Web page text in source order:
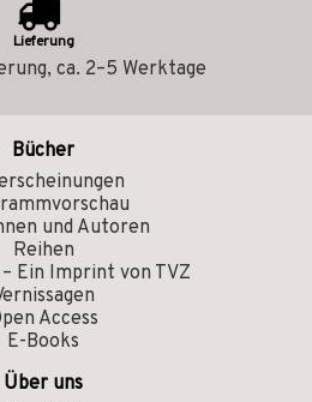
Lieferung
ca. 2–5 Werktage
Bücher
und Autoren
Reihen
– Ein Imprint von TVZ
Access
E-Books
Über uns